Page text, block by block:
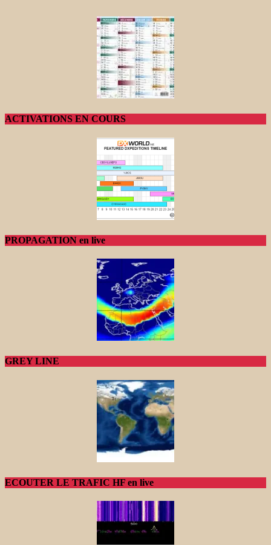
ACTIVATIONS EN COURS
PROPAGATION en live
GREY LINE
ECOUTER LE TRAFIC HF en live